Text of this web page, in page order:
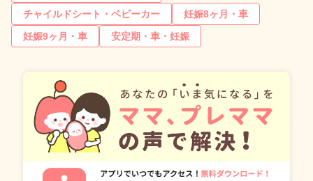
チャイルドシート・ベビーカー
妊娠8ヶ月・車
妊娠9ヶ月・車
安定期・車・妊娠